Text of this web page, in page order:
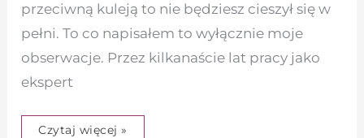
przeciwną kuleją to nie będziesz cieszył się w
pełni. To co napisałem to wyłącznie moje
obserwacje. Przez kilkanaście lat pracy jako
ekspert
Czytaj więcej »